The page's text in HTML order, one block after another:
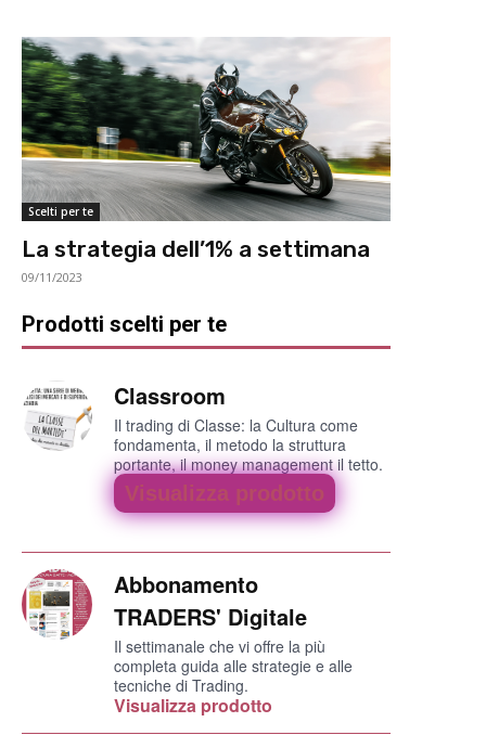
Scelti per te
La strategia dell’1% a settimana
09/11/2023
Prodotti scelti per te
Classroom
Il trading di Classe: la Cultura come
fondamenta, il metodo la struttura
portante, il money management il tetto.
Visualizza prodotto
Abbonamento
TRADERS' Digitale
Il settimanale che vi offre la più
completa guida alle strategie e alle
tecniche di Trading.
Visualizza prodotto